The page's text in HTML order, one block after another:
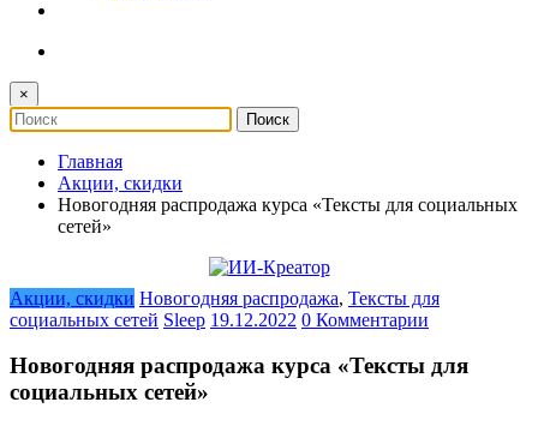
×
Главная
Акции, скидки
Новогодняя распродажа курса «Тексты для социальных
сетей»
Акции, скидки Новогодняя распродажа, Тексты для
социальных сетей Sleep 19.12.2022 0 Комментарии
Новогодняя распродажа курса «Тексты для
социальных сетей»